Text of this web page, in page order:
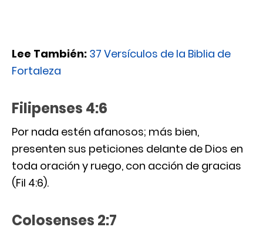
Lee También: 37 Versículos de la Biblia de
Fortaleza
Filipenses 4:6
Por nada estén afanosos; más bien,
presenten sus peticiones delante de Dios en
toda oración y ruego, con acción de gracias
(Fil 4:6).
Colosenses 2:7